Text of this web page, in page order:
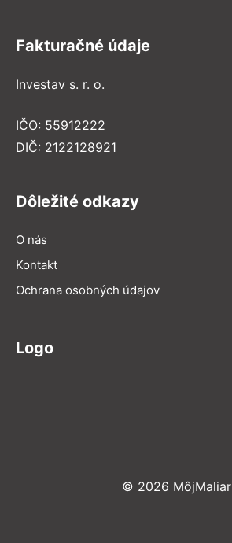
Fakturačné údaje
Investav s. r. o.
IČO: 55912222
DIČ: 2122128921
Dôležité odkazy
O nás
Kontakt
Ochrana osobných údajov
Logo
© 2026 MôjMaliar